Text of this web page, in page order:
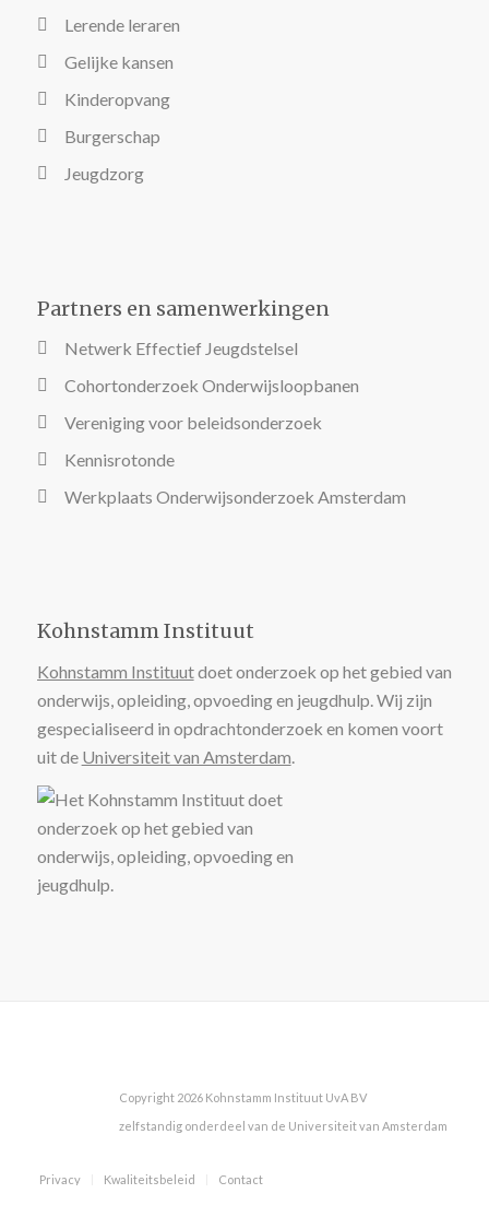
Lerende leraren
Gelijke kansen
Kinderopvang
Burgerschap
Jeugdzorg
Partners en samenwerkingen
Netwerk Effectief Jeugdstelsel
Cohortonderzoek Onderwijsloopbanen
Vereniging voor beleidsonderzoek
Kennisrotonde
Werkplaats Onderwijsonderzoek Amsterdam
Kohnstamm Instituut
Kohnstamm Instituutdoet onderzoek op het gebied van
onderwijs, opleiding, opvoeding en jeugdhulp. Wij zijn
gespecialiseerd in opdrachtonderzoek en komen voort
uit de Universiteit van Amsterdam
Copyright 2026 Kohnstamm Instituut UvA BV
zelfstandig onderdeel van de Universiteit van Amsterdam
Privacy Kwaliteitsbeleid Contact